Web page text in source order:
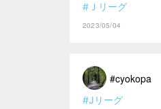
#Ｊリーグ
2023/05/04
#cyokopa
#Jリーグ